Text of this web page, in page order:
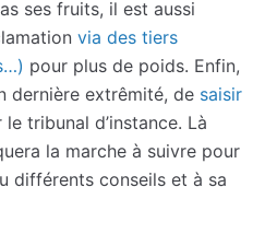
ses fruits, il est aussi
via des tiers
pour plus de poids. Enfin,
dernière extrêmité, de saisir
tribunal d’instance. Là
la marche à suivre pour
différents conseils et à sa